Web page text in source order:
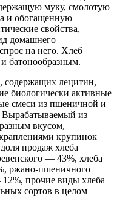
муку, смолотую
и обогащенную
свойства,
домашнего
на него. Хлеб
батонообразным.
содержащих лецитин,
биологически активные
смеси из пшеничной и
Вырабатываемый из
вкусом,
крупинок
продаж хлеба
— 43%, хлеба
ржано-пшеничного
прочие виды хлеба
сортов в целом